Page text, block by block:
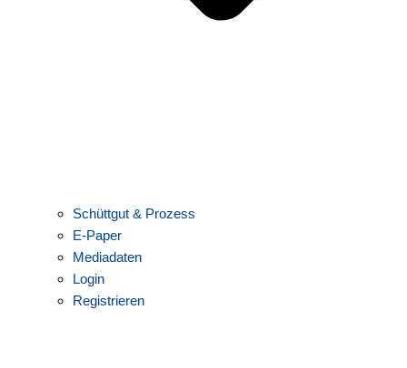
Schüttgut & Prozess
E-Paper
Mediadaten
Login
Registrieren